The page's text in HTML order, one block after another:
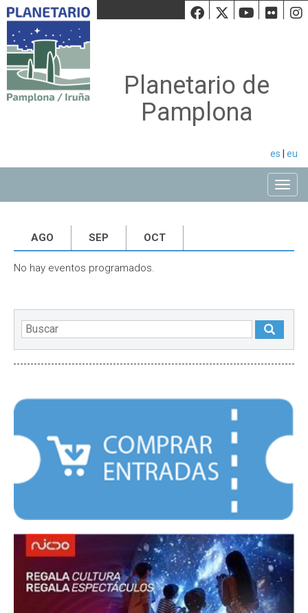
Facebook
Twiiter
Planetario de
Pamplona
es eu
AGO SEP OCT
No hay eventos programados.